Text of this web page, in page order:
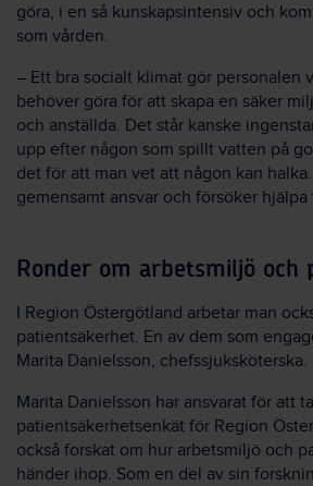
göra, i en så kunskapsintensiv och
som vården.
– Ett bra socialt klimat gör personalen
behöver göra för att skapa en säker
och anställda. Det står kanske
upp efter någon som spillt vatten på
det för att man vet att någon kan
gemensamt ansvar och försöker hjälpa
Ronder om arbetsmiljö och
I Region Östergötland arbetar man
patientsäkerhet. En av dem som
Marita Danielsson, chefssjuksköterska.
Marita Danielsson har ansvarat för att
patientsäkerhetsenkät för Region
också forskat om hur arbetsmiljö och
händer ihop. Som en del av sin